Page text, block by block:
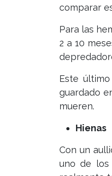
comparar
Para las
2 a 10
Este
guardado
mueren.
Hienas
Con un
uno de los